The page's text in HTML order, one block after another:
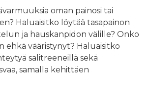
oman painosi tai
Haluaisitko löytää tasapainon
ja hauskanpidon välille? Onko
ehkä vääristynyt? Haluaisitko
salitreeneillä sekä
samalla kehittäen